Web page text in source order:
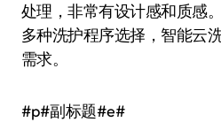
处理，非常有设计感和质感
多种洗护程序选择，智能云
需求。
#p#副标题#e#